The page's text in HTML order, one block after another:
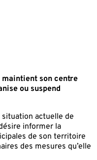
maintient son centre
ou suspend
situation actuelle de
informer la
de son territoire
des mesures qu’elle